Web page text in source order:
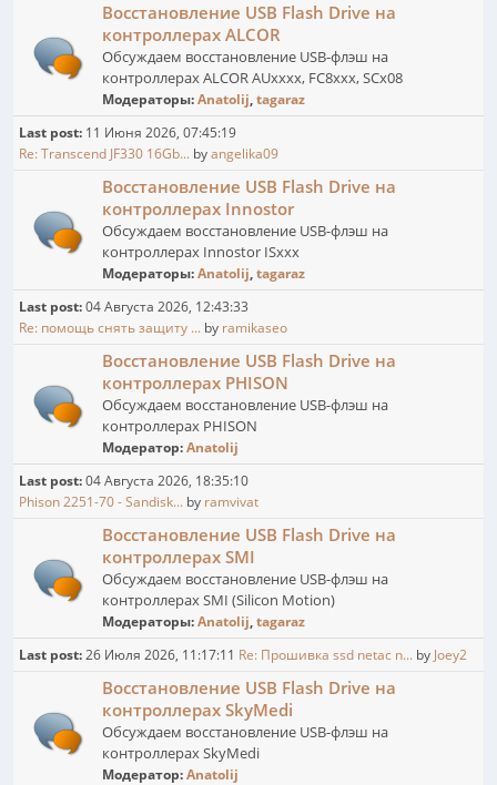
Восстановление USB Flash Drive на
контроллерах ALCOR
Обсуждаем восстановление USB-флэш на
контроллерах ALCOR AUxxxx, FC8xxx, SCx08
Модераторы:Anatolij,tagaraz
Last post: 11 Июня 2026, 07:45:19
Re: Transcend JF330 16Gb... byangelika09
Восстановление USB Flash Drive на
контроллерах Innostor
Обсуждаем восстановление USB-флэш на
контроллерах Innostor ISxxx
Модераторы:Anatolij,tagaraz
Last post:04 Августа 2026, 12:43:33
Re: помощь снять защиту ... by ramikaseo
Восстановление USB Flash Drive на
контроллерах PHISON
Обсуждаем восстановление USB-флэш на
контроллерах PHISON
Модератор:Anatolij
Last post:04 Августа 2026, 18:35:10
Phison 2251-70 - Sandisk... by ramvivat
Восстановление USB Flash Drive на
контроллерах SMI
Обсуждаем восстановление USB-флэш на
контроллерах SMI (Silicon Motion)
Модераторы:Anatolij,tagaraz
Last post:26 Июля 2026, 11:17:11 Re: Прошивка ssd netac n... by Joey2
Восстановление USB Flash Drive на
контроллерах SkyMedi
Обсуждаем восстановление USB-флэш на
контроллерах SkyMedi
Модератор:Anatolij